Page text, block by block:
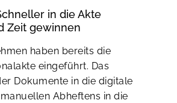
in die Akte
Zeit gewinnen
haben bereits die
eingeführt. Das
Dokumente in die digitale
Abheftens in die